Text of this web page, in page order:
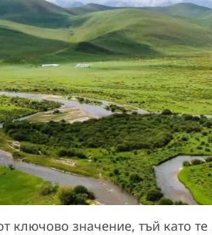
ключово значение, тъй като